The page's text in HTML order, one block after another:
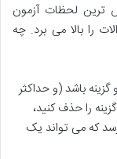
لحظات آزمون
را بالا می برد. چه
باشد (و حداکثر
را حذف کنید،